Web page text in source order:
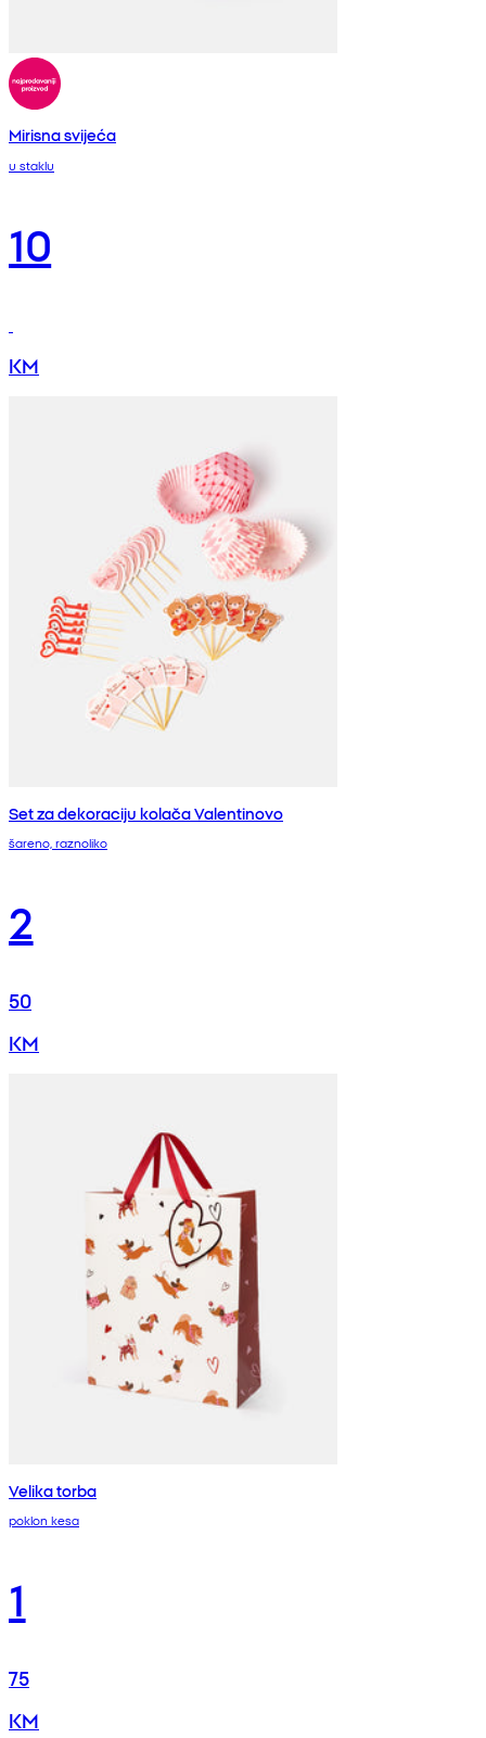
Mirisna svijeća
u staklu
10
KM
Set za dekoraciju kolača Valentinovo
šareno, raznoliko
2
50
KM
Velika torba
poklon kesa
1
75
KM